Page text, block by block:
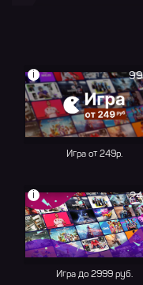
i
Игра от 249р.
i
Игра до 2999 руб.